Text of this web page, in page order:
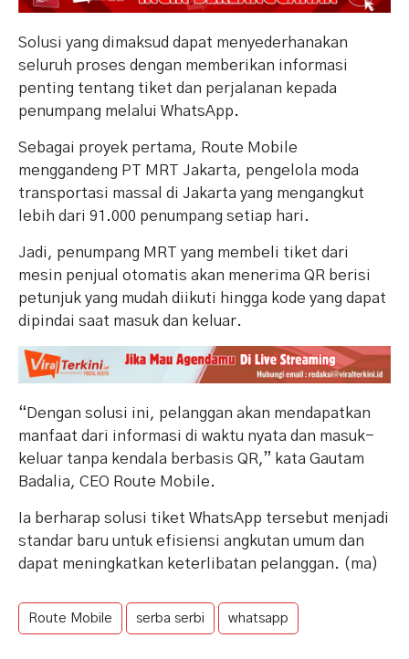
Solusi yang dimaksud dapat menyederhanakan
seluruh proses dengan memberikan informasi
penting tentang tiket dan perjalanan kepada
penumpang melalui WhatsApp.
Sebagai proyek pertama, Route Mobile
menggandeng PT MRT Jakarta, pengelola moda
transportasi massal di Jakarta yang mengangkut
lebih dari 91.000 penumpang setiap hari.
Jadi, penumpang MRT yang membeli tiket dari
mesin penjual otomatis akan menerima QR berisi
petunjuk yang mudah diikuti hingga kode yang dapat
dipindai saat masuk dan keluar.
“Dengan solusi ini, pelanggan akan mendapatkan
manfaat dari informasi di waktu nyata dan masuk-
keluar tanpa kendala berbasis QR,” kata Gautam
Badalia, CEO Route Mobile.
Ia berharap solusi tiket WhatsApp tersebut menjadi
standar baru untuk efisiensi angkutan umum dan
dapat meningkatkan keterlibatan pelanggan. (ma)
Route Mobile serba serbi whatsapp